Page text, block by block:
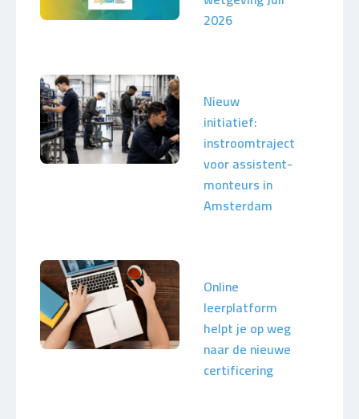
2026
Nieuw
initiatief:
instroomtraject
voor assistent-
monteurs in
Amsterdam
Online
leerplatform
helpt je op weg
naar de nieuwe
certificering